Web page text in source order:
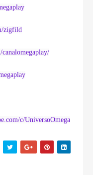
zigfild
c/UniversoOmega